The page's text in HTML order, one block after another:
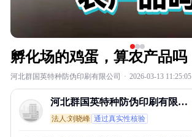
孵化场的鸡蛋，算农产品吗
河北群国英特种防伪印刷有限公司 · 2026-03-13 11:25:05
河北群国英特种防伪印刷有限公
司
法人:刘晓峰 通过真实性核验